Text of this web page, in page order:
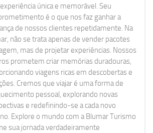
única e memorável. Seu
é o que nos faz ganhar a
de nossos clientes repetidamente. Na
não se trata apenas de vender pacotes
mas de projetar experiências. Nossos
prometem criar memórias duradouras,
viagens ricas em descobertas e
Cremos que viajar é uma forma de
pessoal, explorando novas
e redefinindo-se a cada novo
Explore o mundo com a Blumar Turismo
sua jornada verdadeiramente